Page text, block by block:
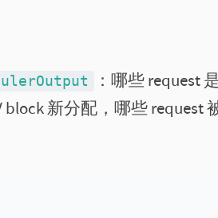
：哪些 request
新分配，哪些 request